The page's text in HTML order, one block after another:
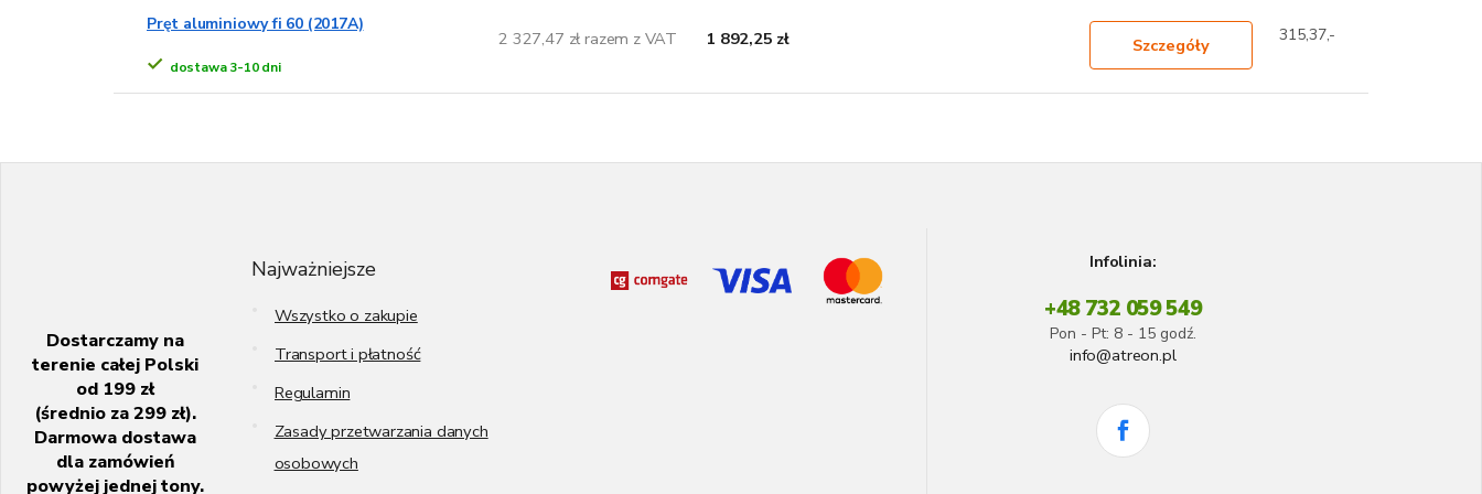
Pręt aluminiowy fi 60 (2017A)
dostawa 3-10 dni
2 327,47 zł razem z VAT 1 892,25 zł Szczegóły 315,37,-
Dostarczamy na
terenie całej Polski
od 199 zł
(średnio za 299 zł).
Darmowa dostawa
dla zamówień
powyżej jednej tony.
Najważniejsze
Wszystko o zakupie
Transport i płatność
Regulamin
Zasady przetwarzania danych
osobowych
Infolinia:
+48 732 059 549
Pon - Pt: 8 - 15 godź.
info@atreon.pl